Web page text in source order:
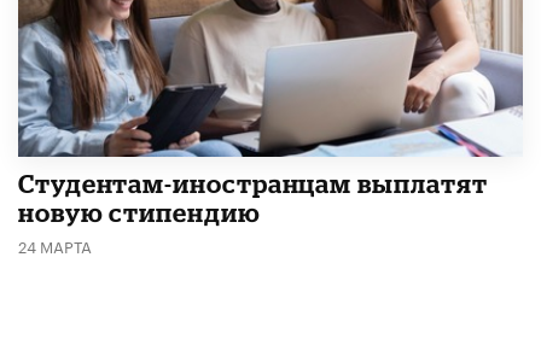
Студентам-иностранцам выплатят
новую стипендию
24 МАРТА